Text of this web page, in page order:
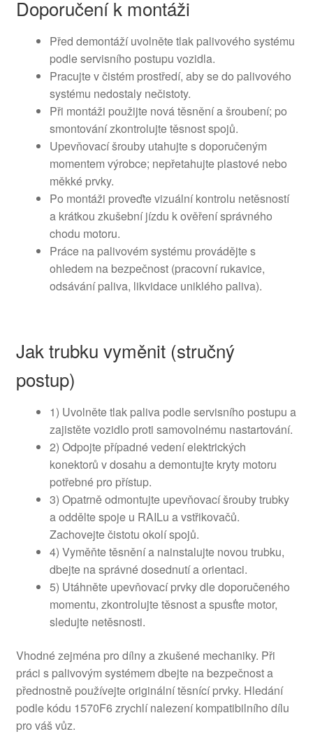
Doporučení k montáži
Před demontáží uvolněte tlak palivového systému
podle servisního postupu vozidla.
Pracujte v čistém prostředí, aby se do palivového
systému nedostaly nečistoty.
Při montáži použijte nová těsnění a šroubení; po
smontování zkontrolujte těsnost spojů.
Upevňovací šrouby utahujte s doporučeným
momentem výrobce; nepřetahujte plastové nebo
měkké prvky.
Po montáži proveďte vizuální kontrolu netěsností
a krátkou zkušební jízdu k ověření správného
chodu motoru.
Práce na palivovém systému provádějte s
ohledem na bezpečnost (pracovní rukavice,
odsávání paliva, likvidace uniklého paliva).
Jak trubku vyměnit (stručný
postup)
1) Uvolněte tlak paliva podle servisního postupu a
zajistěte vozidlo proti samovolnému nastartování.
2) Odpojte případné vedení elektrických
konektorů v dosahu a demontujte kryty motoru
potřebné pro přístup.
3) Opatrně odmontujte upevňovací šrouby trubky
a oddělte spoje u RAILu a vstřikovačů.
Zachovejte čistotu okolí spojů.
4) Vyměňte těsnění a nainstalujte novou trubku,
dbejte na správné dosednutí a orientaci.
5) Utáhněte upevňovací prvky dle doporučeného
momentu, zkontrolujte těsnost a spusťte motor,
sledujte netěsnosti.
Vhodné zejména pro dílny a zkušené mechaniky. Při
práci s palivovým systémem dbejte na bezpečnost a
přednostně používejte originální těsnící prvky. Hledání
podle kódu 1570F6 zrychlí nalezení kompatibilního dílu
pro váš vůz.